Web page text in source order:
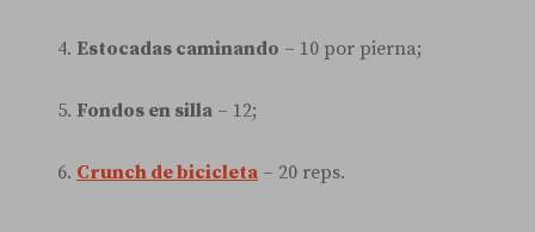
Estocadas caminando – 10 por pierna;
Fondos en silla – 12;
Crunch de bicicleta – 20 reps.